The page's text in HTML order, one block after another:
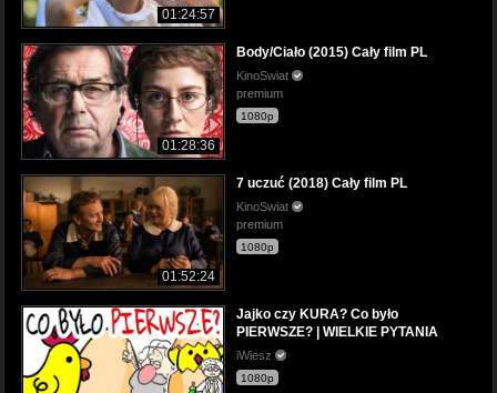
01:24:57
01:28:36
Body/Ciało (2015) Cały film PL
KinoSwiat
premium
1080p
01:52:24
7 uczuć (2018) Cały film PL
KinoSwiat
premium
1080p
Jajko czy KURA? Co było
PIERWSZE? | WIELKIE PYTANIA
iWiesz
1080p